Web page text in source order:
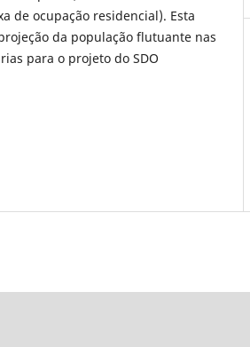
de ocupação residencial). Esta
da população flutuante nas
para o projeto do SDO